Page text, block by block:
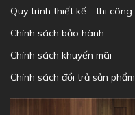
Quy trình thiết kế - thi công
Chính sách bảo hành
Chính sách khuyến mãi
Chính sách đổi trả sản phẩm